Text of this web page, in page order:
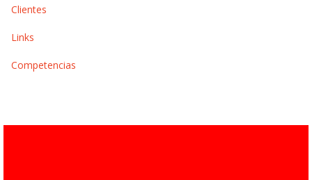
Clientes
Links
Competencias